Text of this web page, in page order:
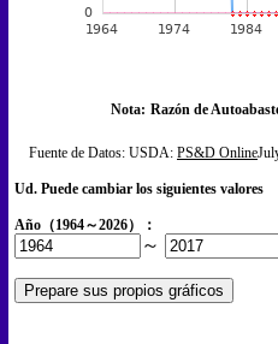
Nota: Razón de
Fuente de Datos: USDA: PS&D Online
Ud. Puede cambiar los siguientes valores
Año（1964～2026）：
～